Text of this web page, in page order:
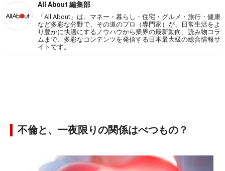
All About 編集部
「All About」は、マネー・暮らし・住宅・グルメ・旅行・健康
など多彩な分野で、その道のプロ（専門家）が、日常生活をよ
り豊かに快適にするノウハウから業界の最新動向、読み物コラ
ムまで、多彩なコンテンツを発信する日本最大級の総合情報サ
イトです。
不倫と、一夜限りの関係はべつもの？